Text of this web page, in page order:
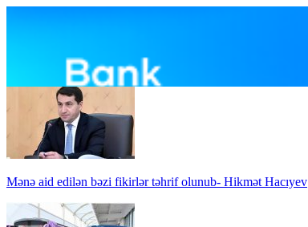
Mənə aid edilən bəzi fikirlər təhrif olunub- Hikmət Hacıyev